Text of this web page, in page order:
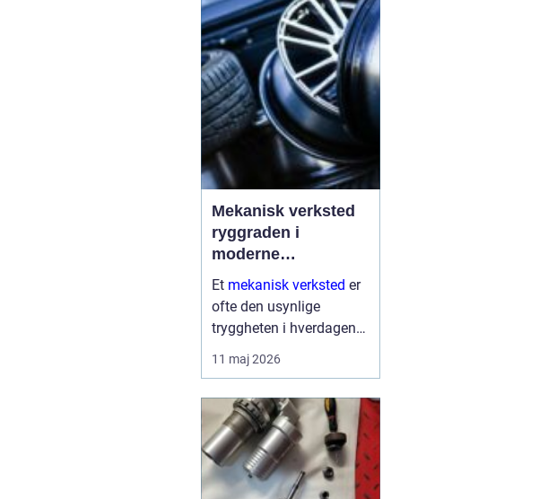
sommarvägar behöver
däcken alltid vara
anpassade för
underlaget. Ett
genomtänkt däckby...
Mekanisk verksted
ryggraden i
moderne
maskinpark
Et mekanisk verksted er
ofte den usynlige
tryggheten i hverdagen
for både næringsliv og
privatpersoner. Når
produksjon stanser eller
en gravemaskin står fast
på et anlegg, er ve...
11 maj 2026